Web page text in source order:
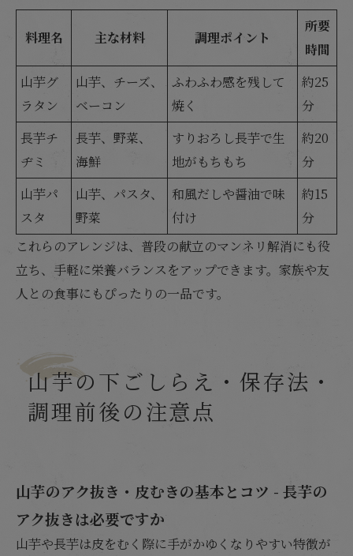
料理名 主な材料 調理ポイント
所要
時間
山芋グ
ラタン
山芋、チーズ、
ベーコン
ふわふわ感を残して
焼く
約25
分
長芋チ
ヂミ
長芋、野菜、
海鮮
すりおろし長芋で生
地がもちもち
約20
分
山芋パ
スタ
山芋、パスタ、
野菜
和風だしや醤油で味
付け
約15
分
これらのアレンジは、普段の献立のマンネリ解消にも役
立ち、手軽に栄養バランスをアップできます。家族や友
人との食事にもぴったりの一品です。
山芋の下ごしらえ・保存法・
調理前後の注意点
山芋のアク抜き・皮むきの基本とコツ - 長芋の
アク抜きは必要ですか
山芋や長芋は皮をむく際に手がかゆくなりやすい特徴が